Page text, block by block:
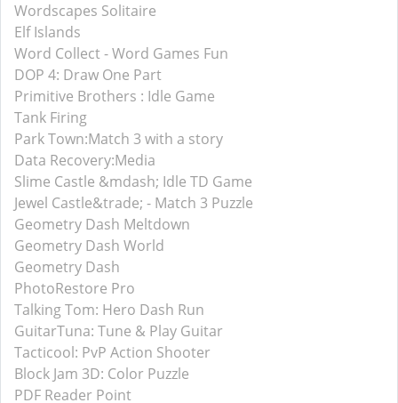
Wordscapes Solitaire
Elf Islands
Word Collect - Word Games Fun
DOP 4: Draw One Part
Primitive Brothers : Idle Game
Tank Firing
Park Town:Match 3 with a story
Data Recovery:Media
Slime Castle &mdash; Idle TD Game
Jewel Castle&trade; - Match 3 Puzzle
Geometry Dash Meltdown
Geometry Dash World
Geometry Dash
PhotoRestore Pro
Talking Tom: Hero Dash Run
GuitarTuna: Tune & Play Guitar
Tacticool: PvP Action Shooter
Block Jam 3D: Color Puzzle
PDF Reader Point